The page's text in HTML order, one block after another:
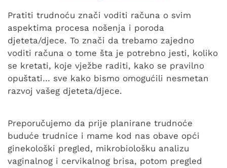
Pratiti trudnoću znači voditi računa o svim
aspektima procesa nošenja i poroda
djeteta/djece. To znači da trebamo zajedno
voditi računa o tome šta je potrebno jesti, koliko
se kretati, koje vježbe raditi, kako se pravilno
opuštati… sve kako bismo omogućili nesmetan
razvoj vašeg djeteta/djece.
Preporučujemo da prije planirane trudnoće
buduće trudnice i mame kod nas obave opći
ginekološki pregled, mikrobiološku analizu
vaginalnog i cervikalnog brisa, potom pregled